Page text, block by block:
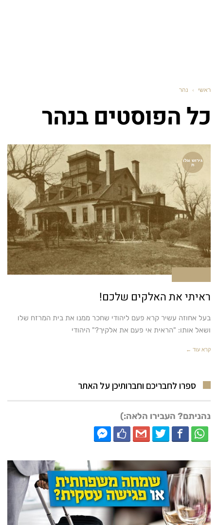
ראשי › נהר
כל הפוסטים בנהר
גירוש וגלו
ת
ראיתי את האלקים שלכם!
בעל אחוזה עשיר קרא פעם ליהודי שחכר ממנו את בית המרזח שלו
ושאל אותו: "הראית אי פעם את אלקיך?" היהודי
קרא עוד ←
ספרו לחבריכם וחברותיכן על האתר
נהניתם? העבירו הלאה:)